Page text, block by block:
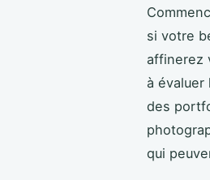
si votre
affinerez
à
des
qui